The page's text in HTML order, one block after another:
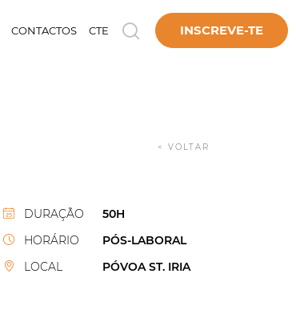
CONTACTOS CTE INSCREVE-TE
< VOLTAR
DURAÇÃO
50H
HORÁRIO
PÓS-LABORAL
LOCAL
PÓVOA ST. IRIA